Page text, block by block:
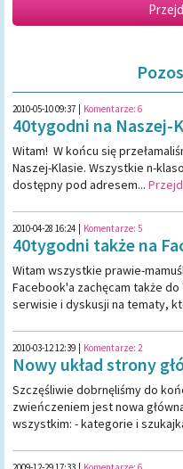
2010-05-10 09:37 Komentarze: 6
40tygodni na Naszej-
Witam! W końcu się
Naszej-Klasie. Wszystkie n-
dostępny pod adresem...
2010-04-28 16:24 Komentarze: 5
40tygodni także na
Witam wszystkie prawie-
Facebook'a zachęcam także
serwisie i dyskusji na tematy,
2010-03-12 12:39 Komentarze: 2
Nowy układ strony
Szczęśliwie dobrnęliśmy do
zwieńczeniem jest nowa
wszystkim: - kategorie i